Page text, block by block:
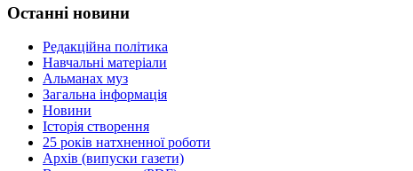
Останні новини
Редакційна політика
Навчальні матеріали
Альманах муз
Загальна інформація
Новини
Історія створення
25 років натхненної роботи
Архів (випуски газети)